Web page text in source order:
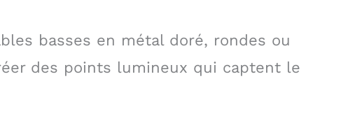
basses en métal doré, rondes ou
des points lumineux qui captent le